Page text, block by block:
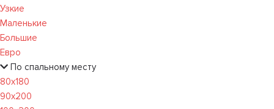
Узкие
Маленькие
Большие
Евро
По спальному месту
80х180
90х200